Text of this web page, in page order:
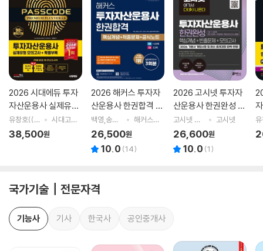
2026 시대에듀 투자
자산운용사 실제유형
모의고사 + 특별부록
PASSCODE Premiu
유창호((주)유스터디에듀) 저 시대고시기획
38,500원
2026 해커스 투자자
산운용사 한권합격 핵
심개념+적중문제
+공식노트
백영,송현남,민영기,조중식,해커스 금융아카데미 편저 해커스금융
26,500원
10.0 (14)
2026 고시넷 투자자
산운용사 한권완성 핵
심개념+빈출문제
+모의고사
고시넷 금융자격연구소 저 고시넷
26,600원
10.0 (1)
국가기술┃전문자격
기능사 기사 한국사 공인중개사